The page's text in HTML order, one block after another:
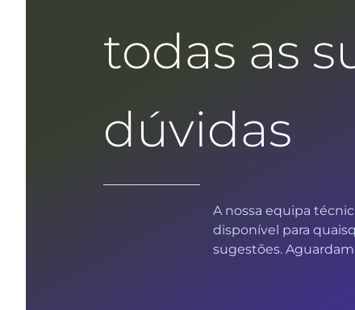
todas as
dúvidas
A nossa equipa
disponível para
sugestões.